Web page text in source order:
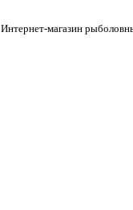
Интернет-магазин